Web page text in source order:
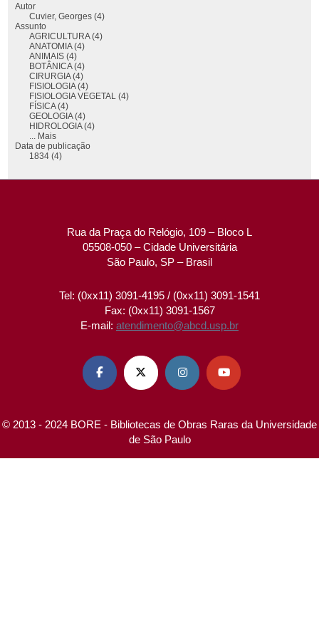
Autor
Cuvier, Georges (4)
Assunto
AGRICULTURA (4)
ANATOMIA (4)
ANIMAIS (4)
BOTÂNICA (4)
CIRURGIA (4)
FISIOLOGIA (4)
FISIOLOGIA VEGETAL (4)
FÍSICA (4)
GEOLOGIA (4)
HIDROLOGIA (4)
... Mais
Data de publicação
1834 (4)
Rua da Praça do Relógio, 109 – Bloco L
05508-050 – Cidade Universitária
São Paulo, SP – Brasil
Tel: (0xx11) 3091-4195 / (0xx11) 3091-1541
Fax: (0xx11) 3091-1567
E-mail: atendimento@abcd.usp.br
   
© 2013 - 2024 BORE - Bibliotecas de Obras Raras da Universidade
de São Paulo